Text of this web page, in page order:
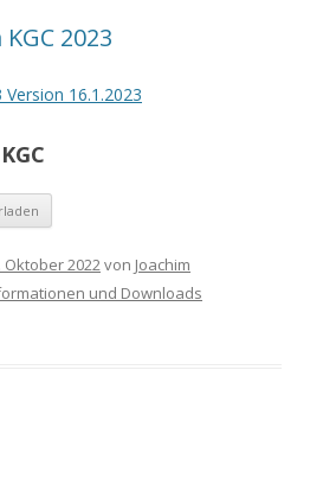
2023
Version 16.1.2023
Oktober 2022 von Joachim
und Downloads